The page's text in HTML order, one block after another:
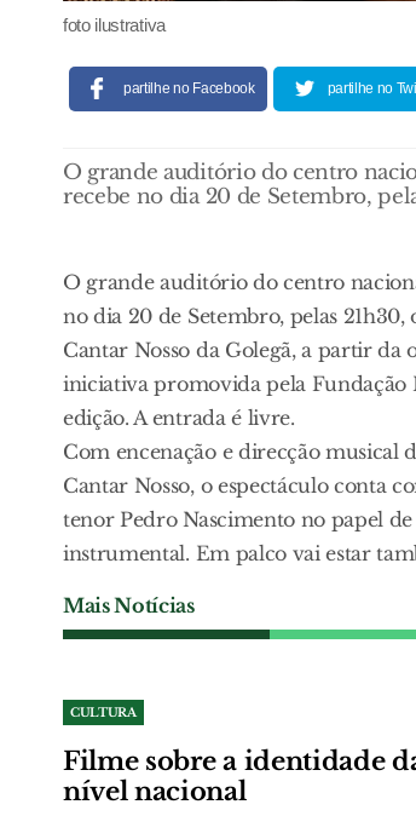
foto ilustrativa
partilhe no Facebook partilhe no
O grande auditório do centro
recebe no dia 20 de Setembro,
O grande auditório do centro
no dia 20 de Setembro, pelas
Cantar Nosso da Golegã, a partir da
iniciativa promovida pela Fundação
edição. A entrada é livre.
Com encenação e direcção musical
Cantar Nosso, o espectáculo conta
tenor Pedro Nascimento no papel
instrumental. Em palco vai estar
Mais Notícias
CULTURA
Filme sobre a identidade
nível nacional